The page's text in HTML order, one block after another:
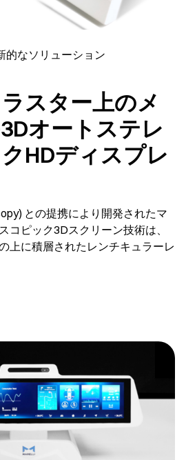
的なソリューション
スター上のメ
オートステレ
HDディスプレ
との提携により開発されたマ
コピック3Dスクリーン技術は、
上に積層されたレンチキュラーレ